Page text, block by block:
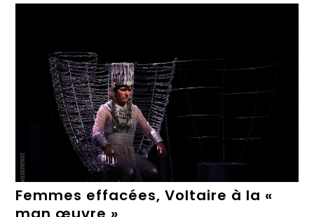
Femmes effacées, Voltaire à la «